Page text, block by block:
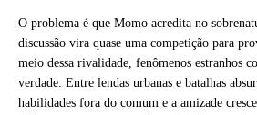
O problema é que Momo acredita no
discussão vira quase uma competição para
meio dessa rivalidade, fenômenos estranhos
verdade. Entre lendas urbanas e batalhas
habilidades fora do comum e a amizade